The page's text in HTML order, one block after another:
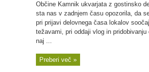
Občine Kamnik ukvarjata z gostinsko
sta nas v zadnjem času opozorila, da
pri prijavi delovnega časa lokalov
težavami, pri oddaji vlog in pridobivanju
naj ...
Preberi več »